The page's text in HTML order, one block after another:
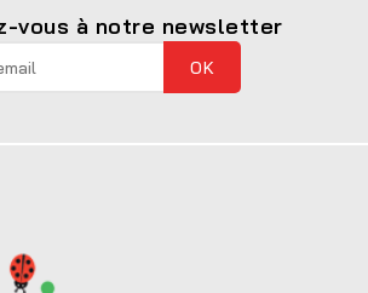
vous à notre newsletter